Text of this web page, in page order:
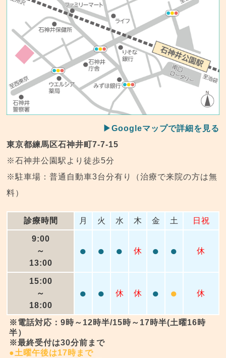
▶Googleマップで詳細を見る
東京都練馬区石神井町7-7-15
※石神井公園駅より徒歩5分
※駐車場：普通自動車3台分有り（治療で来院の方は無
料）
診療時間 月 火 水 木 金 土 日祝
9:00
～
13:00
● ● ● 休 ● ● 休
15:00
～
18:00
● ● 休 休 ● ● 休
※電話対応：9時～12時半/15時～17時半(土曜16時
半）
※最終受付は30分前まで
●土曜午後は17時まで